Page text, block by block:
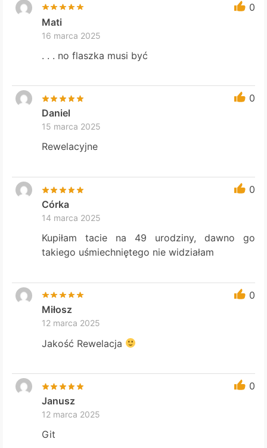
0
Mati
16 marca 2025
. . . no flaszka musi być
0
Daniel
15 marca 2025
Rewelacyjne
0
Córka
14 marca 2025
Kupiłam tacie na 49 urodziny, dawno go
takiego uśmiechniętego nie widziałam
0
Miłosz
12 marca 2025
Jakość Rewelacja
0
Janusz
12 marca 2025
Git